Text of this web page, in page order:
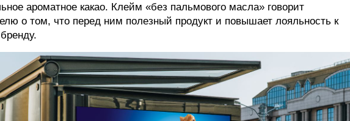
ароматное какао. Клейм «без пальмового масла» говорит
о том, что перед ним полезный продукт и повышает лояльность к